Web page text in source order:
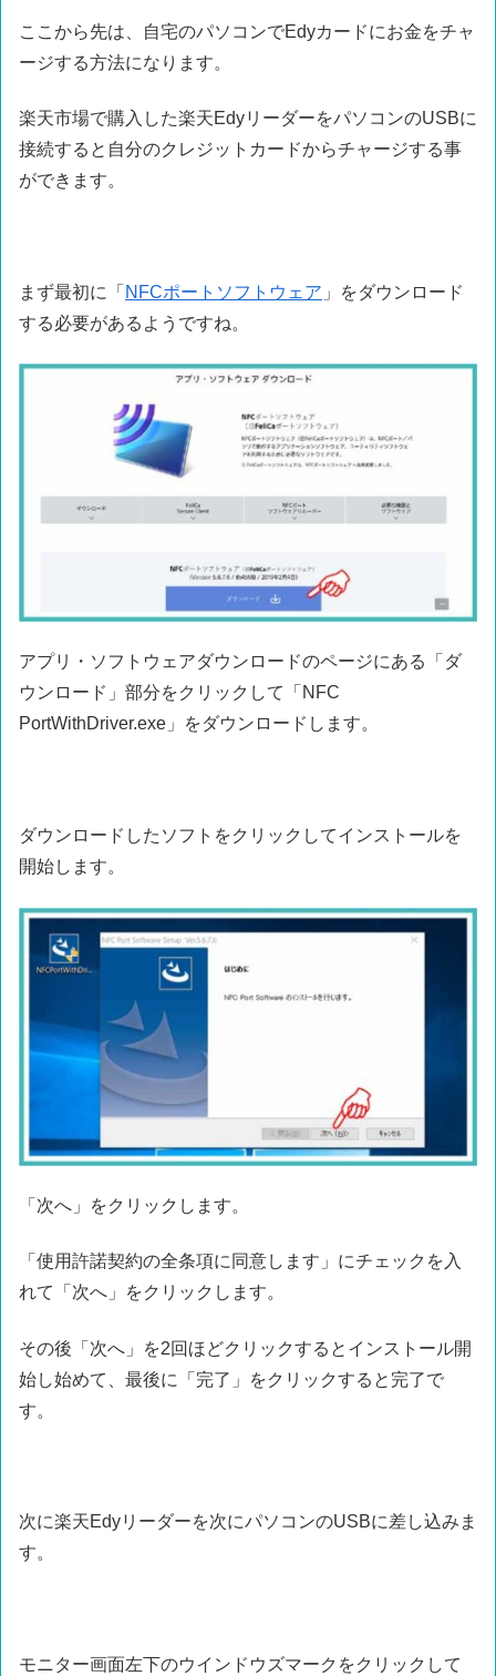
ここから先は、自宅のパソコンでEdyカードにお金をチャ
ージする方法になります。
楽天市場で購入した楽天EdyリーダーをパソコンのUSBに
接続すると自分のクレジットカードからチャージする事
ができます。
まず最初に「 NFCポートソフトウェア 」をダウンロード
する必要があるようですね。
アプリ・ソフトウェアダウンロードのページにある「ダ
ウンロード」部分をクリックして「NFC
PortWithDriver.exe」をダウンロードします。
ダウンロードしたソフトをクリックしてインストールを
開始します。
「次へ」をクリックします。
「使用許諾契約の全条項に同意します」にチェックを入
れて「次へ」をクリックします。
その後「次へ」を2回ほどクリックするとインストール開
始し始めて、最後に「完了」をクリックすると完了で
す。
次に楽天Edyリーダーを次にパソコンのUSBに差し込みま
す。
モニター画面左下のウインドウズマークをクリックして